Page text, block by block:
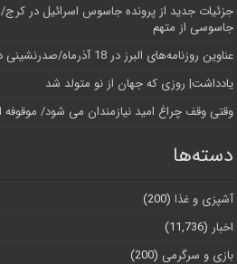
جزئیات جدید از پرونده جاسوس اسرائیل در
جاسوسی از متهم
عناوین روزنامه‌های البرز در ‌18 آذرماه/صدرنشینی در ارائه خدمات زایمان بی‌درد
یادداشت| روزی که جهان از نو متولد شد
وقتی وقف چراغ امید نیازمندان می شود/ موقوفه
دسته‌ها
آشپزی و غذا (200)
اخبار (11,736)
بازی و سرگرمی (200)